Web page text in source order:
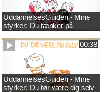
UddannelsesGuiden - Mine
styrker: Du tænker på
fællesskabet
00:38
UddannelsesGuiden - Mine
styrker: Du tør være dig selv